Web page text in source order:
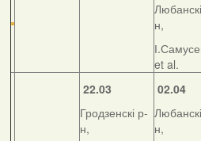
н,
et al.
22.03
Гродзенскі р-
н,
02.04
н,